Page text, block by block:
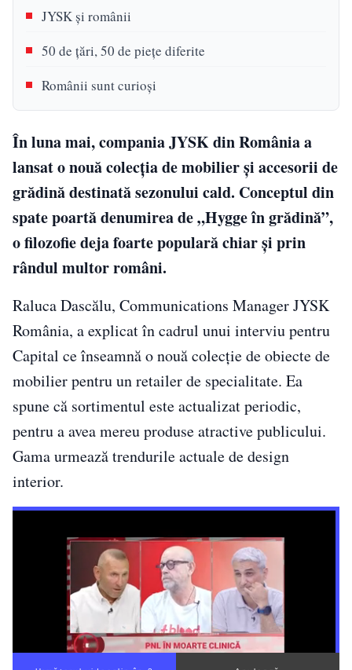
JYSK și românii
50 de țări, 50 de piețe diferite
Românii sunt curioși
În luna mai, compania JYSK din România a
lansat o nouă colecția de mobilier și accesorii de
grădină destinată sezonului cald. Conceptul din
spate poartă denumirea de „Hygge în grădină”,
o filozofie deja foarte populară chiar și prin
rândul multor români.
Raluca Dascălu, Communications Manager JYSK
România, a explicat în cadrul unui interviu pentru
Capital ce înseamnă o nouă colecție de obiecte de
mobilier pentru un retailer de specialitate. Ea
spune că sortimentul este actualizat periodic,
pentru a avea mereu produse atractive publicului.
Gama urmează trendurile actuale de design
interior.